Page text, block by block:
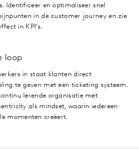
Identificeer en optimaliseer snel
in de customer journey en zie
in KPI’s.
loop
in staat klanten direct
te geven met een ticketing systeem.
lerende organisatie met
als mindset, waarin iedereen
momenten creëert.